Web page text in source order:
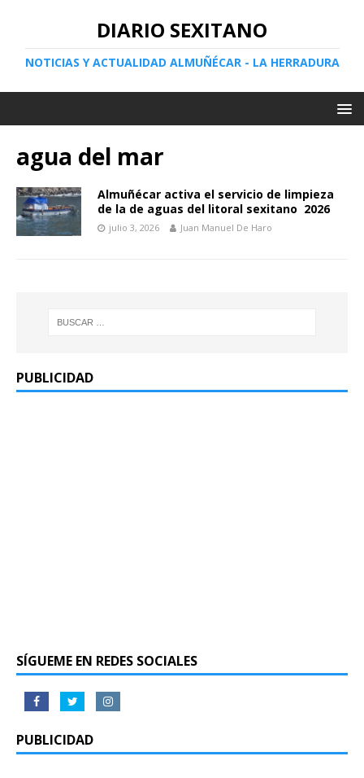
DIARIO SEXITANO
NOTICIAS Y ACTUALIDAD ALMUÑÉCAR - LA HERRADURA
agua del mar
Almuñécar activa el servicio de limpieza
de la de aguas del litoral sexitano 2026
julio 3, 2026 Juan Manuel De Haro
PUBLICIDAD
SÍGUEME EN REDES SOCIALES
PUBLICIDAD